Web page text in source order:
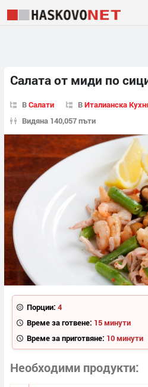
Салата от миди по
ВСалати ВИталианска
Видяна 140,057 пъти
Порции: 4
Време за готвене: 15 минути
Време за приготвяне: 10 минути
Необходими продукти